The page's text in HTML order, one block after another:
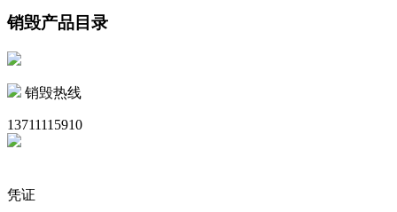
销毁产品目录
销毁热线
13711115910
凭证